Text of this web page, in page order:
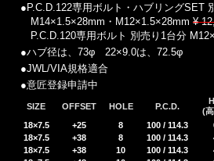
●P.C.D.122専用ボルト・ハブリングSET
M14×1.5×28mm・M12×1.5×28mm¥
P.C.D.120専用ボルト 別売り1台分
●ハブ径は、73φ 22×9.0は、72.5φ
●JWL/VIA規格適合
●意匠登録申請中
SIZE OFFSET HOLE P.C.D.
(
18×7.5
+25 8 100 / 114.3
18×7.5
+38 8 100 / 114.3
18×7.5
+38 10 100 / 114.3